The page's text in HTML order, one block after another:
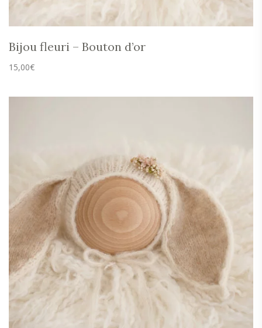
Bijou fleuri – Bouton d’or
15,00€